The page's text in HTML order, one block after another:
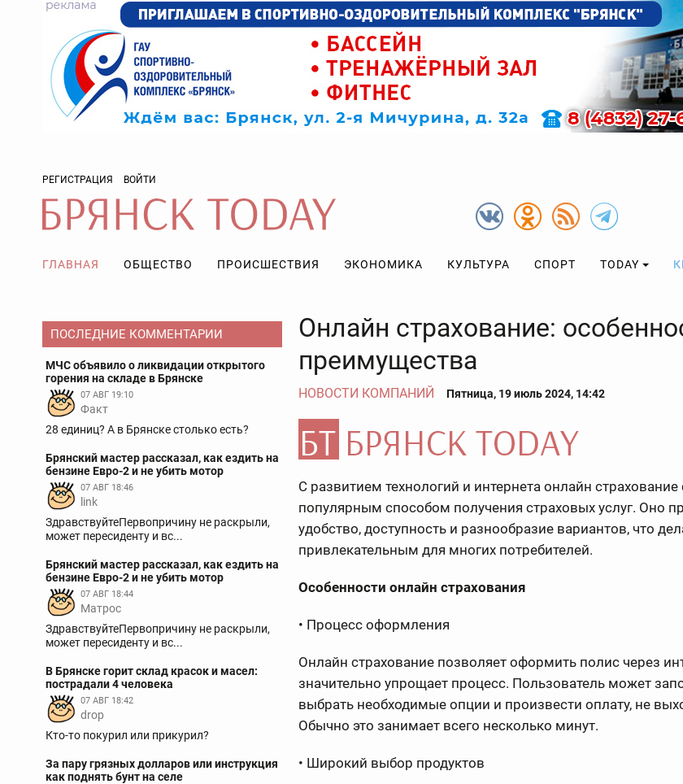
РЕГИСТРАЦИЯ ВОЙТИ
ГЛАВНАЯ ОБЩЕСТВО ПРОИСШЕСТВИЯ ЭКОНОМИКА КУЛЬТУРА СПОРТ TODAY
ПОСЛЕДНИЕ КОММЕНТАРИИ
МЧС объявило о ликвидации открытого
горения на складе в Брянске
07 АВГ 19:10
Факт
28 единиц? А в Брянске столько есть?
Брянский мастер рассказал, как ездить на
бензине Евро-2 и не убить мотор
07 АВГ 18:46
link
ЗдравствуйтеПервопричину не раскрыли,
может пересиденту и вс...
Брянский мастер рассказал, как ездить на
бензине Евро-2 и не убить мотор
07 АВГ 18:44
Матрос
ЗдравствуйтеПервопричину не раскрыли,
может пересиденту и вс...
В Брянске горит склад красок и масел:
пострадали 4 человека
07 АВГ 18:42
drop
Кто-то покурил или прикурил?
За пару грязных долларов или инструкция
как поднять бунт на селе
Онлайн страхование:
преимущества
НОВОСТИ КОМПАНИЙ Пятница, 19 июль 2024, 14:42
С развитием технологий и интернета онлайн страхование
популярным способом получения страховых услуг. Оно
удобство, доступность и разнообразие вариантов, что
привлекательным для многих потребителей.
Особенности онлайн страхования
• Процесс оформления
Онлайн страхование позволяет оформить полис через
значительно упрощает процесс. Пользователь может
выбрать необходимые опции и произвести оплату, не
Обычно это занимает всего несколько минут.
• Широкий выбор продуктов